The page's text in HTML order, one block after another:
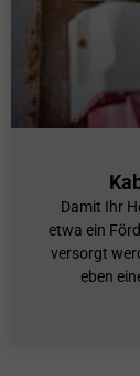
Damit Ihr
etwa ein
versorgt
eben